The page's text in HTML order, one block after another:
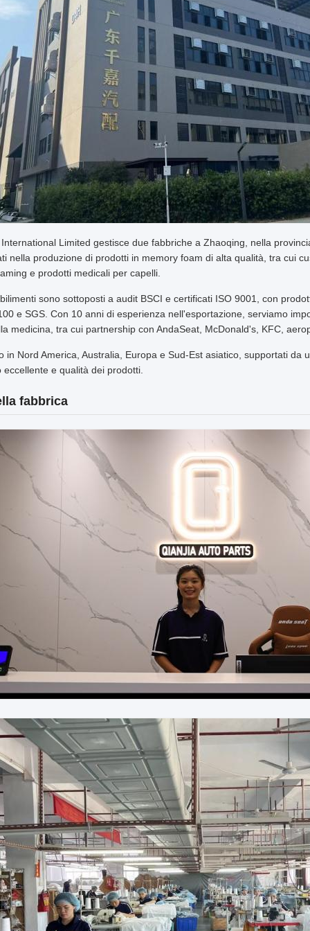
Limited gestisce due fabbriche a Zhaoqing, nella
nella produzione di prodotti in memory foam di alta qualità, tra cui
e prodotti medicali per capelli.
sono sottoposti a audit BSCI e certificati ISO 9001, con
e SGS. Con 10 anni di esperienza nell'esportazione, serviamo
medicina, tra cui partnership con AndaSeat, McDonald's, KFC,
in Nord America, Australia, Europa e Sud-Est asiatico, supportati
eccellente e qualità dei prodotti.
fabbrica